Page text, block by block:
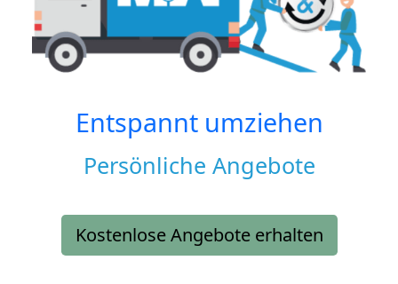
Entspannt umziehen
Persönliche Angebote
Kostenlose Angebote erhalten